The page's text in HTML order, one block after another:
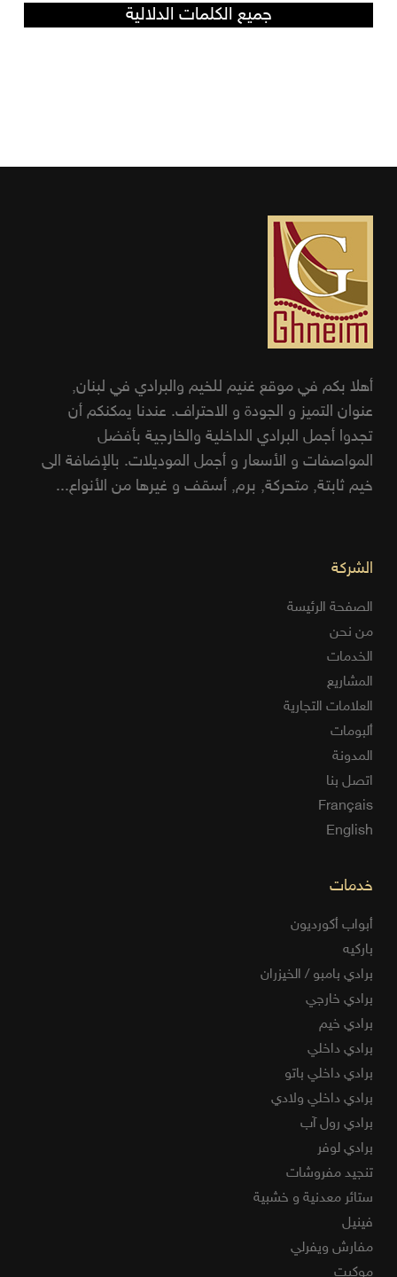
جميع الكلمات الدلالية
أهلا بكم في موقع غنيم للخيم والبرادي في لبنان,
عنوان التميز و الجودة و الاحتراف. عندنا يمكنكم أن
تجدوا أجمل البرادي الداخلية والخارجية بأفضل
المواصفات و الأسعار و أجمل الموديلات. بالإضافة الى
خيم ثابتة, متحركة, برم, أسقف و غيرها من الأنواع...
الشركة
الصفحة الرئيسة
من نحن
الخدمات
المشاريع
العلامات التجارية
ألبومات
المدونة
اتصل بنا
Français
English
خدمات
أبواب أكورديون
باركيه
برادي بامبو / الخيزران
برادي خارجي
برادي خيم
برادي داخلي
برادي داخلي باتو
برادي داخلي ولادي
برادي رول آب
برادي لوفر
تنجيد مفروشات
ستائر معدنية و خشبية
فينيل
مفارش ويفرلي
موكيت